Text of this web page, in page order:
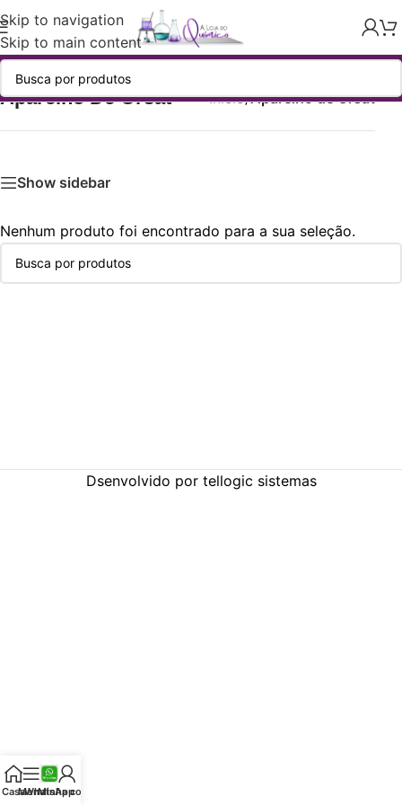
Skip to navigation
Skip to main content
Aparelho De Orsat Início/Aparelho de Orsat
Show sidebar
Nenhum produto foi encontrado para a sua seleção.
Dsenvolvido por tellogic sistemas
CasaMenu
WhatsApp
Minha conta